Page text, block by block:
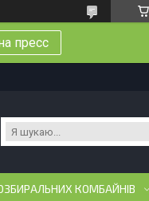
пресс
КОМБАЙНІВ